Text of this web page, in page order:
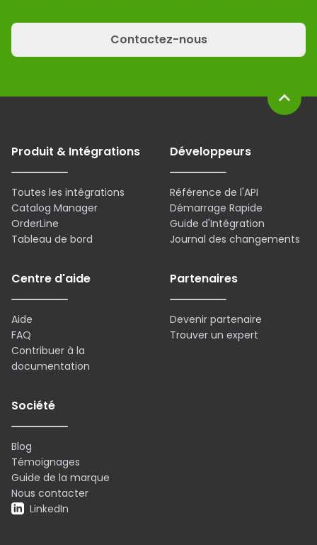
Contactez-nous
Produit & Intégrations
Toutes les intégrations
Catalog Manager
OrderLine
Tableau de bord
Développeurs
Référence de l'API
Démarrage Rapide
Guide d'Intégration
Journal des changements
Centre d'aide
Aide
FAQ
Contribuer à la
documentation
Partenaires
Devenir partenaire
Trouver un expert
Société
Blog
Témoignages
Guide de la marque
Nous contacter
LinkedIn
expand_less